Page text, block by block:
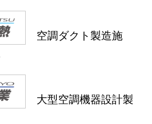
空調ダクト製造施
大型空調機器設計製